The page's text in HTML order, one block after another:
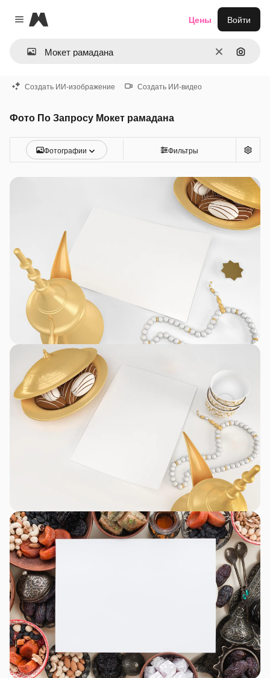
Close menu
Magnific
ОчиститьПоиск
Цены Войти
Создать ИИ-изображение Создать ИИ-видео
Фото По Запросу Мокет рамадана
Фотографии Фильтры